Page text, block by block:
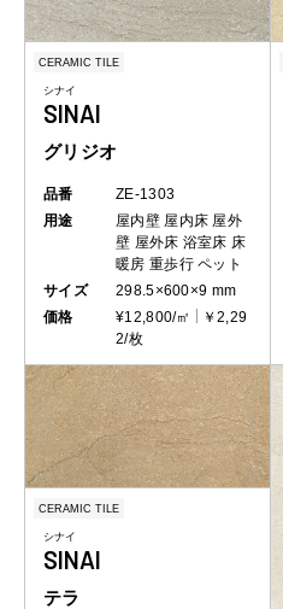
CERAMIC TILE
シナイ
SINAI
グリジオ
品番
ZE-1303
用途
屋内壁 屋内床 屋外
壁 屋外床 浴室床 床
暖房 重歩行 ペット
サイズ
298.5×600×9 mm
価格
¥12,800/㎡
￥2,29
2/枚
CERAMIC TILE
シナイ
SINAI
テラ